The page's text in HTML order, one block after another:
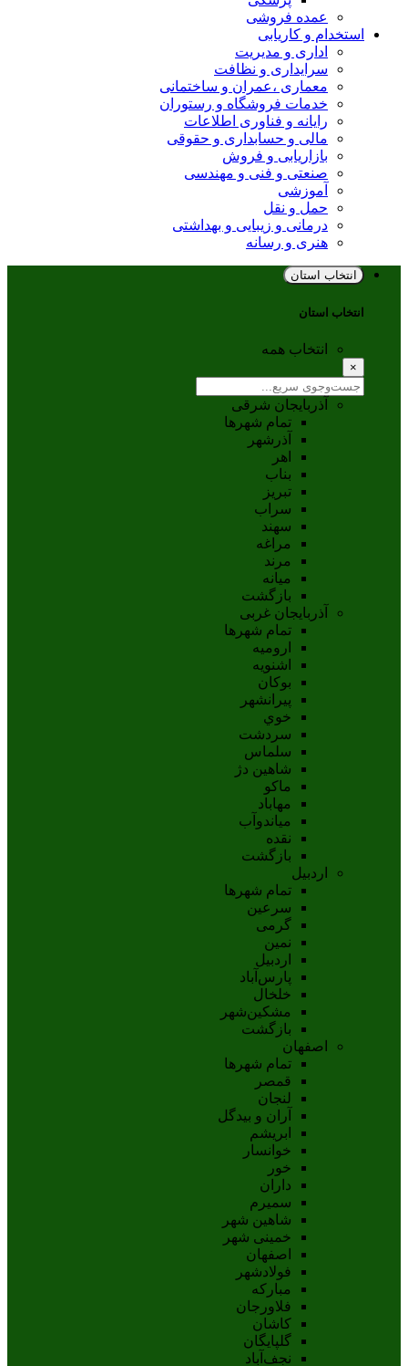
عمده فروشی
استخدام و کاریابی
اداری و مدیریت
سرایداری و نظافت
معماری ،عمران و ساختمانی
خدمات فروشگاه و رستوران
رایانه و فناوری اطلاعات
مالی و حسابداری و حقوقی
بازاریابی و فروش
صنعتی و فنی و مهندسی
آموزشی
حمل و نقل
درمانی و زیبایی و بهداشتی
هنری و رسانه
انتخاب استان
انتخاب استان
انتخاب همه
×
آذربایجان شرقی
تمام شهر‌ها
آذرشهر
اهر
بناب
تبريز
سراب
سهند
مراغه
مرند
ميانه
بازگشت
آذربایجان غربی
تمام شهر‌ها
اروميه
اشنويه
بوکان
پيرانشهر
خوي
سردشت
سلماس
شاهين دژ
ماکو
مهاباد
مياندوآب
نقده
بازگشت
اردبیل
تمام شهر‌ها
سرعین
گرمی
نمین
اردبيل
پارس‌آباد
خلخال
مشکين‌شهر
بازگشت
اصفهان
تمام شهر‌ها
قمصر
لنجان
آران و بیدگل
ابریشم
خوانسار
خور
داران
سمیرم
شاهین شهر
خمینی شهر
اصفهان
فولادشهر
مبارکه
فلاورجان
کاشان
گلپايگان
نجف‌آباد